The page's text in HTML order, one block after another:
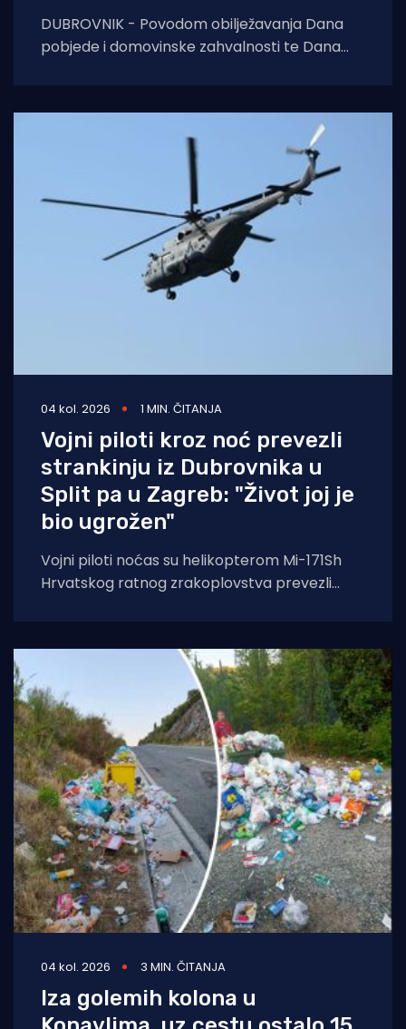
DUBROVNIK - Povodom obilježavanja Dana
pobjede i domovinske zahvalnosti te Dana
Dubrovnik
04 kol. 2026 1 MIN. ČITANJA
Vojni piloti kroz noć prevezli
strankinju iz Dubrovnika u
Split pa u Zagreb: "Život joj je
bio ugrožen"
Vojni piloti noćas su helikopterom Mi-171Sh
Hrvatskog ratnog zrakoplovstva prevezli
04 kol. 2026 3 MIN. ČITANJA
Iza golemih kolona u